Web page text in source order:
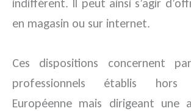
en magasin ou sur internet.
Ces dispositions concernent
professionnels établis hors
Européenne mais dirigeant une